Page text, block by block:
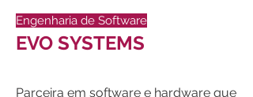
Engenharia de Software
EVO SYSTEMS
Parceira em software e hardware que